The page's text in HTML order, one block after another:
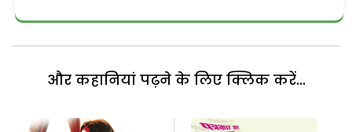
और कहानियां पढ़ने के लिए क्लिक करें...